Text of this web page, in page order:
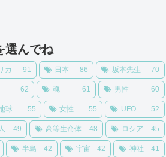
選んでね
カ 91 日本 86 坂本先生 70
62 魂 61 男性 60
球 55 女性 55 UFO 52
49 高等生命体 48 ロシア 45
半島 42 宇宙 42 神社 41